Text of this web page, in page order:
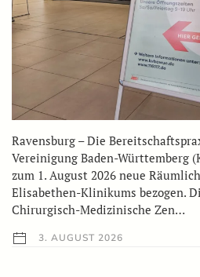
Ravensburg – Die
Vereinigung Baden-Württemberg
zum 1. August 2026 neue
Elisabethen-Klinikums bezogen.
Chirurgisch-Medizinische Zen…
3. AUGUST 2026